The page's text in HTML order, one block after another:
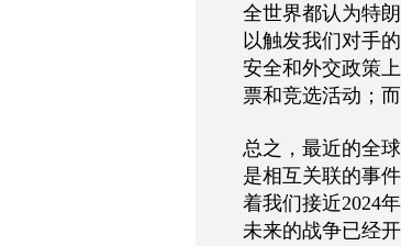
全世界都认为特
以触发我们对手
安全和外交政策
票和竞选活动；
总之，最近的全
是相互关联的事
着我们接近2024
未来的战争已经